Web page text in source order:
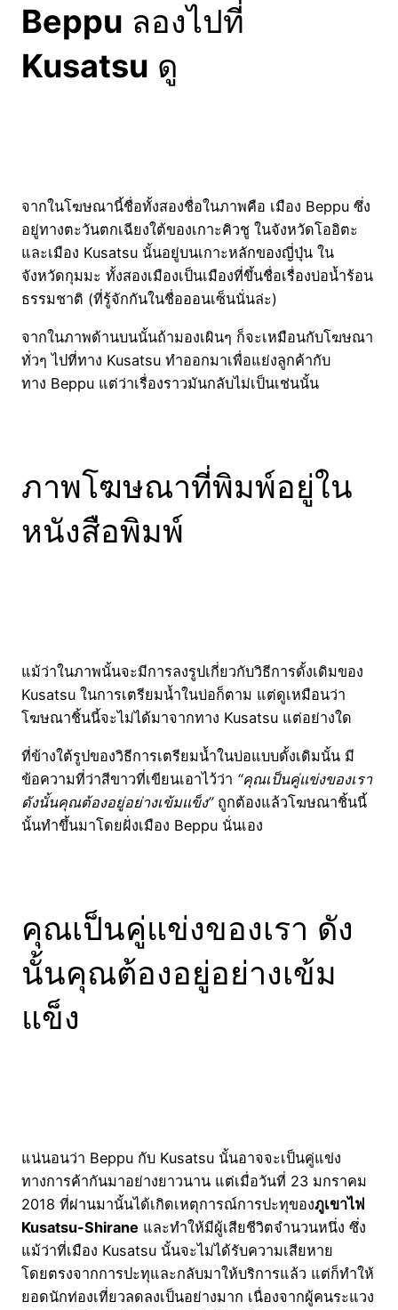
Beppu ลองไปที่
Kusatsu ดู
จากในโฆษณานี้ชื่อทั้งสองชื่อในภาพคือ เมือง Beppu ซึ่ง
อยู่ทางตะวันตกเฉียงใต้ของเกาะคิวชู ในจังหวัดโออิตะ
และเมือง Kusatsu นั้นอยู่บนเกาะหลักของญี่ปุ่น ใน
จังหวัดกุมมะ ทั้งสองเมืองเป็นเมืองที่ขึ้นชื่อเรื่องบ่อน้ำร้อน
ธรรมชาติ (ที่รู้จักกันในชื่อออนเซ็นนั่นล่ะ)
จากในภาพด้านบนนั้นถ้ามองเผินๆ ก็จะเหมือนกับโฆษณา
ทั่วๆ ไปที่ทาง Kusatsu ทำออกมาเพื่อแย่งลูกค้ากับ
ทาง Beppu แต่ว่าเรื่องราวมันกลับไม่เป็นเช่นนั้น
ภาพโฆษณาที่พิมพ์อยู่ใน
หนังสือพิมพ์
แม้ว่าในภาพนั้นจะมีการลงรูปเกี่ยวกับวิธีการดั้งเดิมของ
Kusatsu ในการเตรียมน้ำในบ่อก็ตาม แต่ดูเหมือนว่า
โฆษณาชิ้นนี้จะไม่ได้มาจากทาง Kusatsu แต่อย่างใด
ที่ข้างใต้รูปของวิธีการเตรียมน้ำในบ่อแบบดั้งเดิมนั้น มี
ข้อความที่ว่าสีขาวที่เขียนเอาไว้ว่า “คุณเป็นคู่แข่งของเรา
ดังนั้นคุณต้องอยู่อย่างเข้มแข็ง” ถูกต้องแล้วโฆษณาชิ้นนี้
นั้นทำขึ้นมาโดยฝั่งเมือง Beppu นั่นเอง
คุณเป็นคู่แข่งของเรา ดัง
นั้นคุณต้องอยู่อย่างเข้ม
แข็ง
แน่นอนว่า Beppu กับ Kusatsu นั้นอาจจะเป็นคู่แข่ง
ทางการค้ากันมาอย่างยาวนาน แต่เมื่อวันที่ 23 มกราคม
2018 ที่ผ่านมานั้นได้เกิดเหตุการณ์การปะทุของภูเขาไฟ
Kusatsu-Shirane และทำให้มีผู้เสียชีวิตจำนวนหนึ่ง ซึ่ง
แม้ว่าที่เมือง Kusatsu นั้นจะไม่ได้รับความเสียหาย
โดยตรงจากการปะทุและกลับมาให้บริการแล้ว แต่ก็ทำให้
ยอดนักท่องเที่ยวลดลงเป็นอย่างมาก เนื่องจากผู้คนระแวง